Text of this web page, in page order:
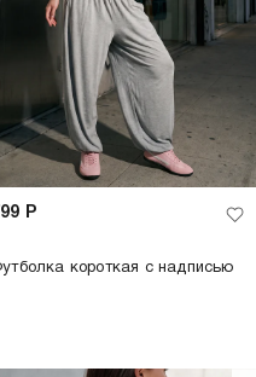
Р
короткая с надписью